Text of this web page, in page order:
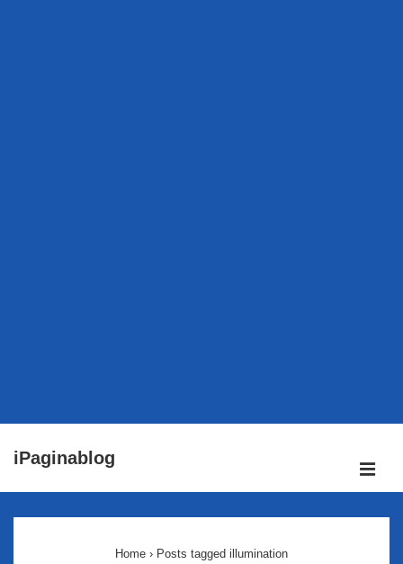
passer
iPaginablog
Home › Posts tagged illumination